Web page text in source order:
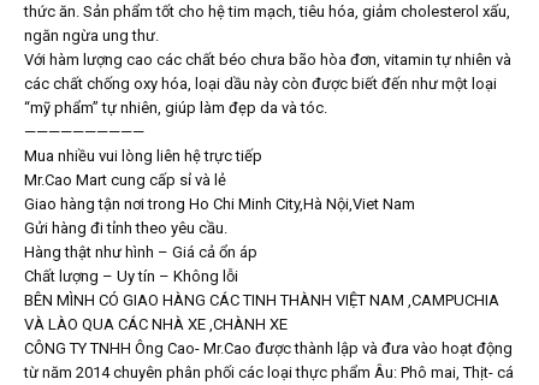
thức ăn. Sản phẩm tốt cho hệ tim mạch, tiêu hóa, giảm cholesterol xấu,
ngăn ngừa ung thư.
Với hàm lượng cao các chất béo chưa bão hòa đơn, vitamin tự nhiên và
các chất chống oxy hóa, loại dầu này còn được biết đến như một loại
“mỹ phẩm” tự nhiên, giúp làm đẹp da và tóc.
——————————
Mua nhiều vui lòng liên hệ trực tiếp
Mr.Cao Mart cung cấp sỉ và lẻ
Giao hàng tận nơi trong Ho Chi Minh City,Hà Nội,Viet Nam
Gửi hàng đi tỉnh theo yêu cầu.
Hàng thật như hình – Giá cả ổn áp
Chất lượng – Uy tín – Không lỗi
BÊN MÌNH CÓ GIAO HÀNG CÁC TINH THÀNH VIỆT NAM ,CAMPUCHIA
VÀ LÀO QUA CÁC NHÀ XE ,CHÀNH XE
CÔNG TY TNHH Ông Cao- Mr.Cao được thành lập và đưa vào hoạt động
từ năm 2014 chuyên phân phối các loại thực phẩm Âu: Phô mai, Thịt- cá